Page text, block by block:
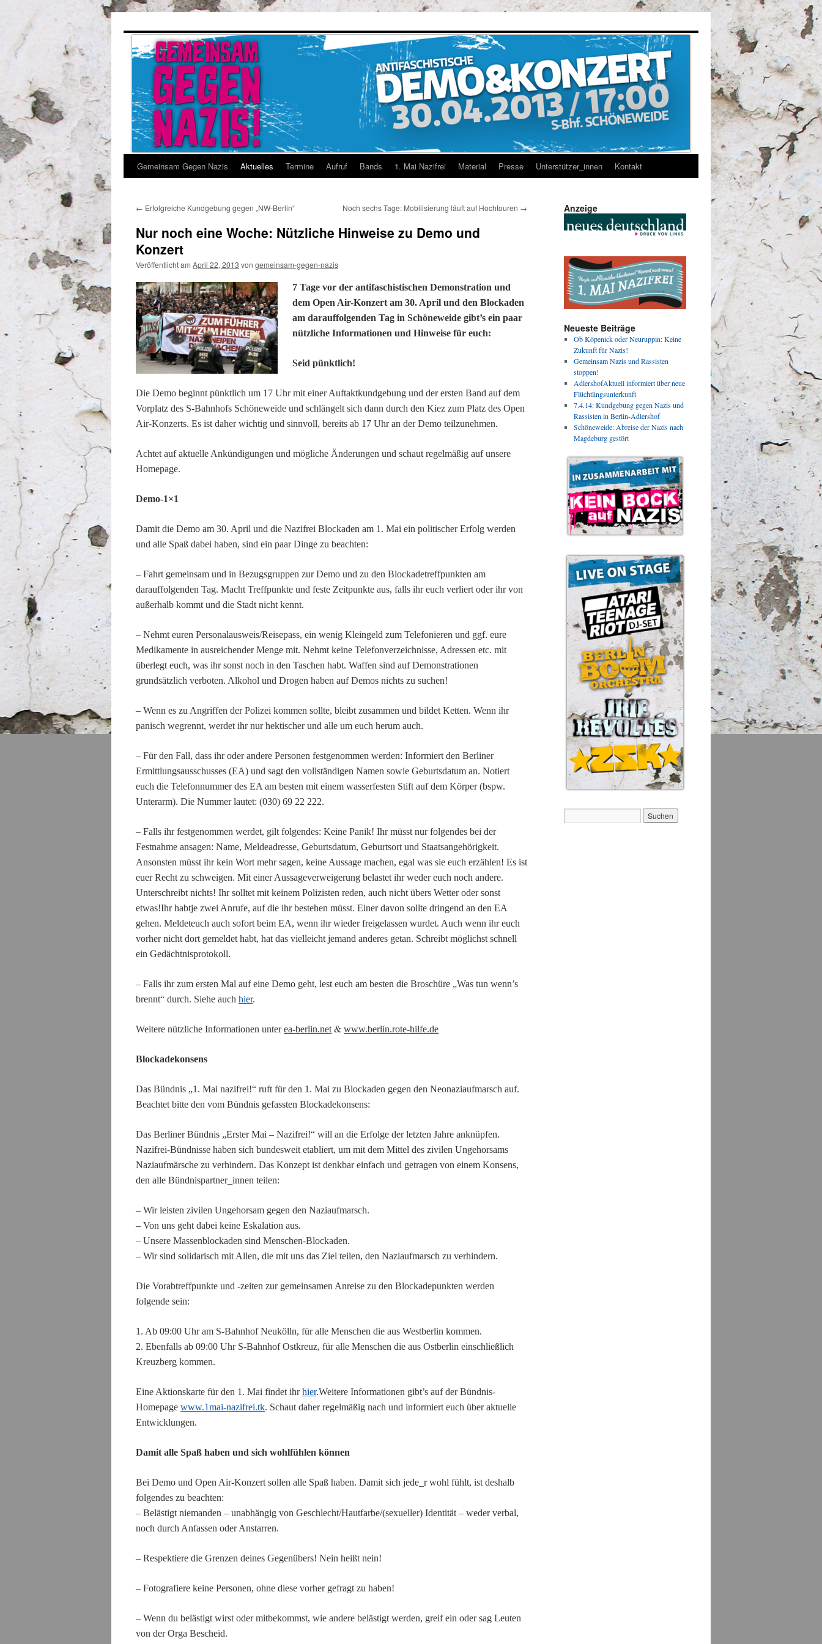
Gemeinsam Gegen Nazis Aktuelles Termine Aufruf Bands 1. Mai Nazifrei Material Presse Unterstützer_innen Kontakt
← Erfolgreiche Kundgebung gegen „NW-Berlin“ Noch sechs Tage: Mobilisierung läuft auf Hochtouren →
Nur noch eine Woche: Nützliche Hinweise zu Demo und
Konzert
Veröffentlicht am April 22, 2013 von gemeinsam-gegen-nazis
7 Tage vor der antifaschistischen Demonstration und
dem Open Air-Konzert am 30. April und den Blockaden
am darauffolgenden Tag in Schöneweide gibt’s ein paar
nützliche Informationen und Hinweise für euch:
Seid pünktlich!
Die Demo beginnt pünktlich um 17 Uhr mit einer Auftaktkundgebung und der ersten Band auf dem
Vorplatz des S-Bahnhofs Schöneweide und schlängelt sich dann durch den Kiez zum Platz des Open
Air-Konzerts. Es ist daher wichtig und sinnvoll, bereits ab 17 Uhr an der Demo teilzunehmen.
Achtet auf aktuelle Ankündigungen und mögliche Änderungen und schaut regelmäßig auf unsere
Homepage.
Demo-1×1
Damit die Demo am 30. April und die Nazifrei Blockaden am 1. Mai ein politischer Erfolg werden
und alle Spaß dabei haben, sind ein paar Dinge zu beachten:
– Fahrt gemeinsam und in Bezugsgruppen zur Demo und zu den Blockadetreffpunkten am
darauffolgenden Tag. Macht Treffpunkte und feste Zeitpunkte aus, falls ihr euch verliert oder ihr von
außerhalb kommt und die Stadt nicht kennt.
– Nehmt euren Personalausweis/Reisepass, ein wenig Kleingeld zum Telefonieren und ggf. eure
Medikamente in ausreichender Menge mit. Nehmt keine Telefonverzeichnisse, Adressen etc. mit
überlegt euch, was ihr sonst noch in den Taschen habt. Waffen sind auf Demonstrationen
grundsätzlich verboten. Alkohol und Drogen haben auf Demos nichts zu suchen!
– Wenn es zu Angriffen der Polizei kommen sollte, bleibt zusammen und bildet Ketten. Wenn ihr
panisch wegrennt, werdet ihr nur hektischer und alle um euch herum auch.
– Für den Fall, dass ihr oder andere Personen festgenommen werden: Informiert den Berliner
Ermittlungsausschusses (EA) und sagt den vollständigen Namen sowie Geburtsdatum an. Notiert
euch die Telefonnummer des EA am besten mit einem wasserfesten Stift auf dem Körper (bspw.
Unterarm). Die Nummer lautet: (030) 69 22 222.
– Falls ihr festgenommen werdet, gilt folgendes: Keine Panik! Ihr müsst nur folgendes bei der
Festnahme ansagen: Name, Meldeadresse, Geburtsdatum, Geburtsort und Staatsangehörigkeit.
Ansonsten müsst ihrkein Wort mehr sagen, keine Aussage machen, egal was sie euch erzählen! Es ist
euerRecht zu schweigen. Mit einerAussageverweigerung belastet ihrwedereuch noch andere.
Unterschreibt nichts! Ihrsolltet mit keinem Polizisten reden, auch nicht übers Wetter oder sonst
etwas!Ihrhabtje zwei Anrufe, auf die ihrbestehen müsst. Einer davon sollte dringend an den EA
gehen. Meldeteuch auch sofort beim EA, wenn ihrwieder freigelassen wurdet. Auch wenn ihr euch
vorher nicht dort gemeldet habt, hat das vielleicht jemand anderes getan. Schreibt möglichst schnell
ein Gedächtnisprotokoll.
– Falls ihr zum ersten Mal auf eine Demo geht, lest euch am besten die Broschüre „Was tun wenn’s
brennt“ durch. Siehe auch hier.
Weitere nützliche Informationen unterea-berlin.net & www.berlin.rote-hilfe.de
Blockadekonsens
Das Bündnis „1. Mai nazifrei!“ ruft für den 1. Mai zu Blockaden gegen den Neonaziaufmarsch auf.
Beachtet bitte den vom Bündnis gefassten Blockadekonsens:
Das Berliner Bündnis „Erster Mai – Nazifrei!“ will an die Erfolge der letzten Jahre anknüpfen.
Nazifrei-Bündnisse haben sich bundesweit etabliert, um mit dem Mittel des zivilen Ungehorsams
Naziaufmärsche zu verhindern. Das Konzept ist denkbar einfach und getragen von einem Konsens,
den alle Bündnispartner_innen teilen:
– Wir leisten zivilen Ungehorsam gegen den Naziaufmarsch.
– Von uns geht dabei keine Eskalation aus.
– Unsere Massenblockaden sind Menschen-Blockaden.
– Wir sind solidarisch mit Allen, die mit uns das Ziel teilen, den Naziaufmarsch zu verhindern.
Die Vorabtreffpunkte und -zeiten zur gemeinsamen Anreise zu den Blockadepunkten werden
folgende sein:
1. Ab 09:00 Uhr am S-Bahnhof Neukölln, für alle Menschen die aus Westberlin kommen.
2. Ebenfalls ab 09:00 Uhr S-Bahnhof Ostkreuz, für alle Menschen die aus Ostberlin einschließlich
Kreuzberg kommen.
Eine Aktionskarte für den 1. Mai findet ihrhier.Weitere Informationen gibt’s auf der Bündnis-
Homepage www.1mai-nazifrei.tk. Schaut daher regelmäßig nach und informiert euch über aktuelle
Entwicklungen.
Damit alle Spaß haben und sich wohlfühlen können
Bei Demo und Open Air-Konzert sollen alle Spaß haben. Damit sich jede_r wohl fühlt, ist deshalb
folgendes zu beachten:
– Belästigt niemanden – unabhängig von Geschlecht/Hautfarbe/(sexueller) Identität – weder verbal,
noch durch Anfassen oder Anstarren.
– Respektiere die Grenzen deines Gegenübers! Nein heißt nein!
– Fotografiere keine Personen, ohne diese vorher gefragt zu haben!
– Wenn du belästigt wirst oder mitbekommst, wie andere belästigt werden, greif ein oder sag Leuten
von der Orga Bescheid.
Anzeige
Neueste Beiträge
Ob Köpenick oder Neuruppin: Keine
Zukunft für Nazis!
Gemeinsam Nazis und Rassisten
stoppen!
AdlershofAktuell informiert über neue
Flüchtlingsunterkunft
7.4.14: Kundgebung gegen Nazis und
Rassisten in Berlin-Adlershof
Schöneweide: Abreise der Nazis nach
Magdeburg gestört